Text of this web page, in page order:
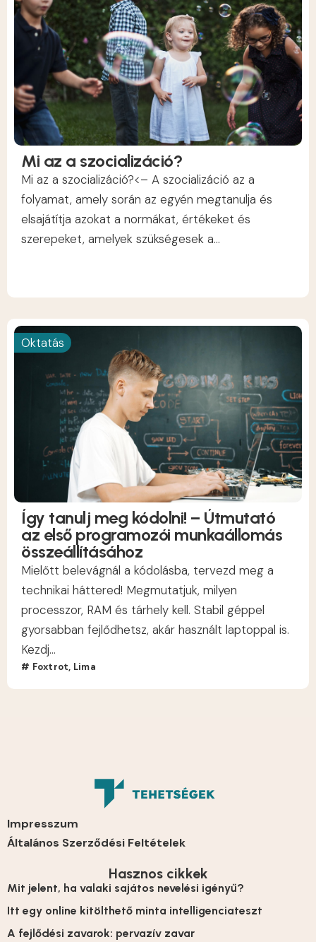
Mi az a szocializáció?
Mi az a szocializáció?<– A szocializáció az a
folyamat, amely során az egyén megtanulja és
elsajátítja azokat a normákat, értékeket és
szerepeket, amelyek szükségesek a...
Oktatás
Így tanulj meg kódolni! – Útmutató
az első programozói munkaállomás
összeállításához
Mielőtt belevágnál a kódolásba, tervezd meg a
technikai háttered! Megmutatjuk, milyen
processzor, RAM és tárhely kell. Stabil géppel
gyorsabban fejlődhetsz, akár használt laptoppal is.
Kezdj...
# Foxtrot, Lima
Impresszum
Általános Szerződési Feltételek
Hasznos cikkek
Mit jelent, ha valaki sajátos nevelési igényű?
Itt egy online kitölthető minta intelligenciateszt
A fejlődési zavarok: pervazív zavar